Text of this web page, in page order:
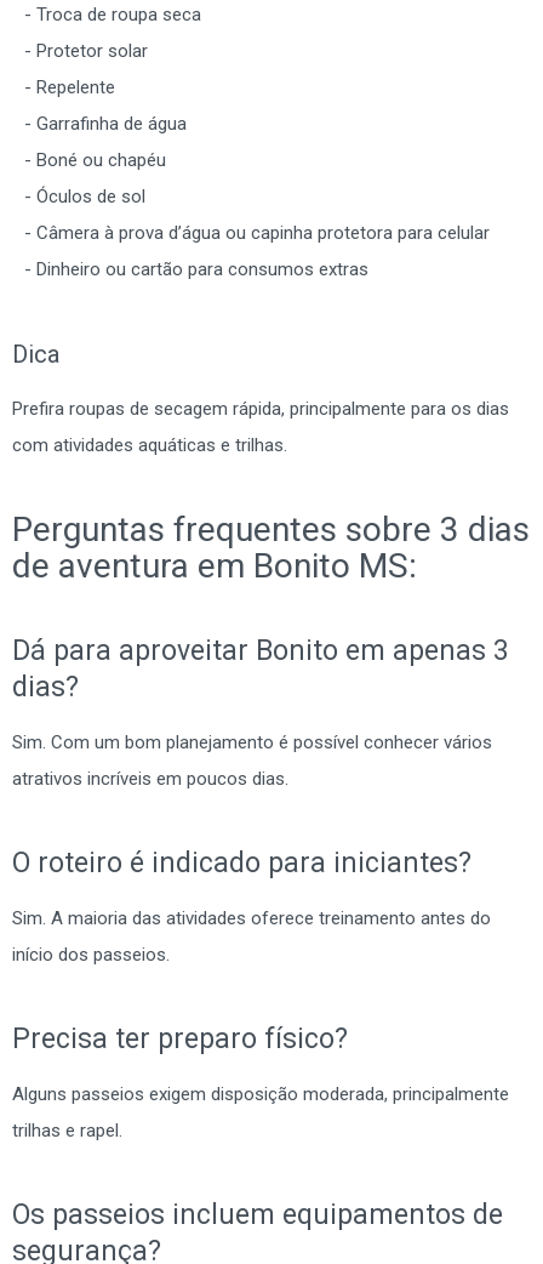
Troca de roupa seca
Protetor solar
Repelente
Garrafinha de água
Boné ou chapéu
Óculos de sol
Câmera à prova d’água ou capinha protetora para celular
Dinheiro ou cartão para consumos extras
Dica
Prefira roupas de secagem rápida, principalmente para os dias
com atividades aquáticas e trilhas.
Perguntas frequentes sobre 3 dias
de aventura em Bonito MS:
Dá para aproveitar Bonito em apenas 3
dias?
Sim. Com um bom planejamento é possível conhecer vários
atrativos incríveis em poucos dias.
O roteiro é indicado para iniciantes?
Sim. A maioria das atividades oferece treinamento antes do
início dos passeios.
Precisa ter preparo físico?
Alguns passeios exigem disposição moderada, principalmente
trilhas e rapel.
Os passeios incluem equipamentos de
segurança?